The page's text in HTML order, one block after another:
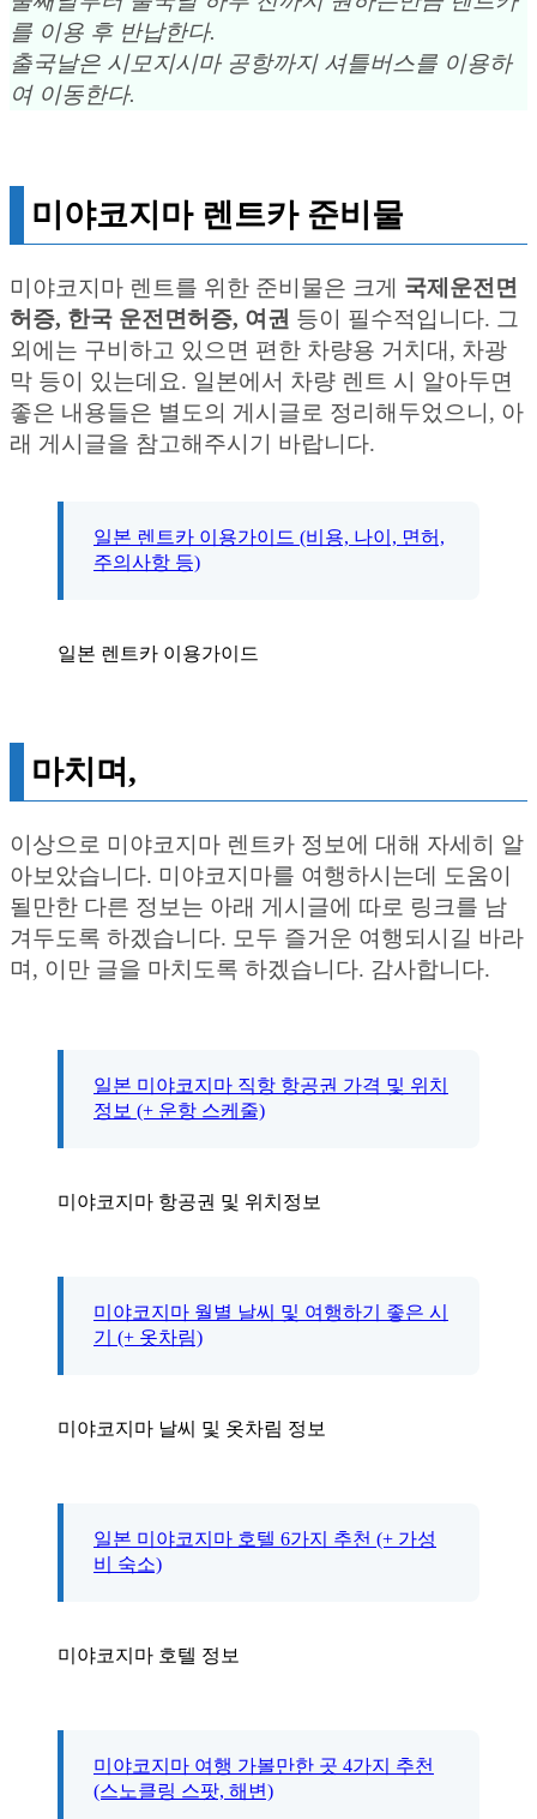
를 이용 후 반납한다.
출국날은 시모지시마 공항까지 셔틀버스를 이용하
여 이동한다.
미야코지마 렌트카 준비물
미야코지마 렌트를 위한 준비물은 크게 국제운전면
허증, 한국 운전면허증, 여권 등이 필수적입니다. 그
외에는 구비하고 있으면 편한 차량용 거치대, 차광
막 등이 있는데요. 일본에서 차량 렌트 시 알아두면
좋은 내용들은 별도의 게시글로 정리해두었으니, 아
래 게시글을 참고해주시기 바랍니다.
일본 렌트카 이용가이드 (비용, 나이, 면허,
주의사항 등)
일본 렌트카 이용가이드
마치며,
이상으로 미야코지마 렌트카 정보에 대해 자세히 알
아보았습니다. 미야코지마를 여행하시는데 도움이
될만한 다른 정보는 아래 게시글에 따로 링크를 남
겨두도록 하겠습니다. 모두 즐거운 여행되시길 바라
며, 이만 글을 마치도록 하겠습니다. 감사합니다.
일본 미야코지마 직항 항공권 가격 및 위치
정보 (+ 운항 스케줄)
미야코지마 항공권 및 위치정보
미야코지마 월별 날씨 및 여행하기 좋은 시
기 (+ 옷차림)
미야코지마 날씨 및 옷차림 정보
일본 미야코지마 호텔 6가지 추천 (+ 가성
비 숙소)
미야코지마 호텔 정보
미야코지마 여행 가볼만한 곳 4가지 추천
(스노클링 스팟, 해변)